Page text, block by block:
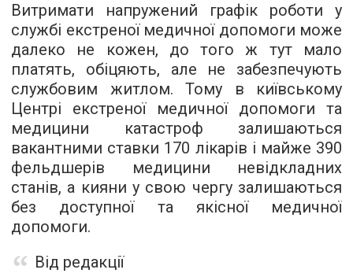
Витримати напружений графік роботи у
службі екстреної медичної допомоги може
далеко не кожен, до того ж тут мало
платять, обіцяють, але не забезпечують
службовим житлом. Тому в київському
Центрі екстреної медичної допомоги та
медицини катастроф залишаються
вакантними ставки 170 лікарів і майже 390
фельдшерів медицини невідкладних
станів, а кияни у свою чергу залишаються
без доступної та якісної медичної
допомоги.
Від редакції